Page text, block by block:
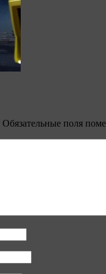
Обязательные поля